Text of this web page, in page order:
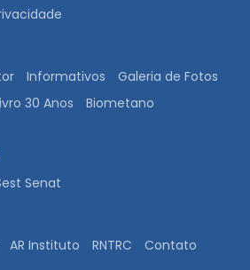
Informativos
Galeria de Fotos
30 Anos
Biometano
Senat
AR Instituto RNTRC Contato